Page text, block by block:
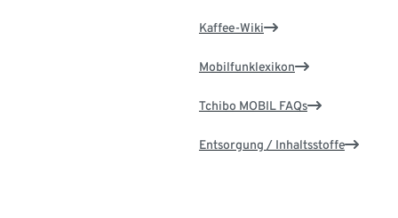
Kaffee-Wiki
Mobilfunklexikon
Tchibo MOBIL FAQs
Entsorgung / Inhaltsstoffe